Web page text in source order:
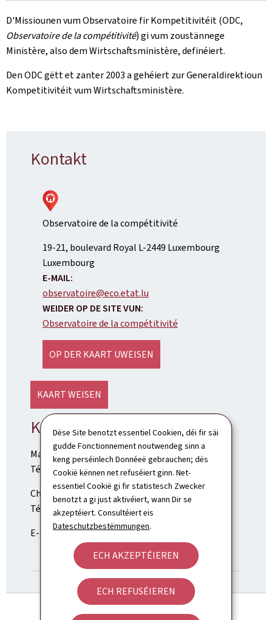
Dëse Site benotzt essentiel Cookien, déi fir säi
gudde Fonctionnement noutwendeg sinn a
keng perséinlech Donnéeë gebrauchen; dës
Cookië kënnen net refuséiert ginn. Net-
essentiel Cookië gi fir statistesch Zwecker
benotzt a gi just aktivéiert, wann Dir se
akzeptéiert. Consultéiert eis
Dateschutzbestëmmungen.
ECH AKZEPTÉIEREN
ECH REFUSÉIEREN
D'Missiounen vum Observatoire fir Kompetitivitéit (ODC,
Observatoire de la compétitivité) gi vum zoustännege
Ministère, also dem Wirtschaftsministère, definéiert.
Den ODC gëtt et zanter 2003 a gehéiert zur Generaldirektioun
Kompetitivitéit vum Wirtschaftsministère.
Kontakt
Observatoire de la compétitivité
ADRESS:
19-21, boulevard Royal L-2449 Luxembourg
Luxembourg
E-MAIL:
observatoire@eco.etat.lu
WEIDER OP DE SITE VUN:
Observatoire de la compétitivité
OP DER KAART UWEISEN
KAART WEISEN
Kontakt Press:
Max Jentgen
Tél.: (+352) 247-84353
Charel Thill
Tél.: (+352) 247-84180
E-Mail:communication.odc@eco.etat.lu
ANNUAIRE